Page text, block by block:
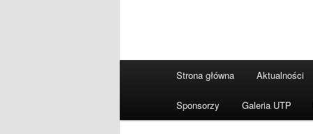
Strona główna Aktualności
Sponsorzy Galeria UTP